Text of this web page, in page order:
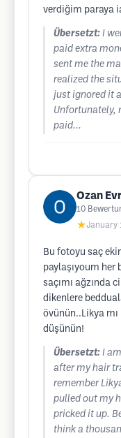
verdiğim paraya
Übersetzt: I
paid extra
sent me the
realized the
just ignored it
Unfortunately,
paid...
Ozan
10
★January
Bu fotoyu saç
paylaşıyoum her
saçımı ağzında
dikenlere
övünün..Likya
düşünün!
Übersetzt: I
after my hair
remember
pulled out my
pricked it up.
think a